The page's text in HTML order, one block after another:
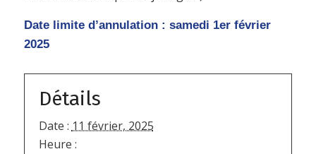
Date limite d’annulation : samedi 1er février
2025
Détails
Date : 11 février, 2025
Heure :